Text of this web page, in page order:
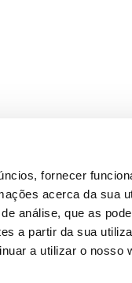
fornecer
acerca da sua
análise, que as
a partir da sua
a utilizar o nosso